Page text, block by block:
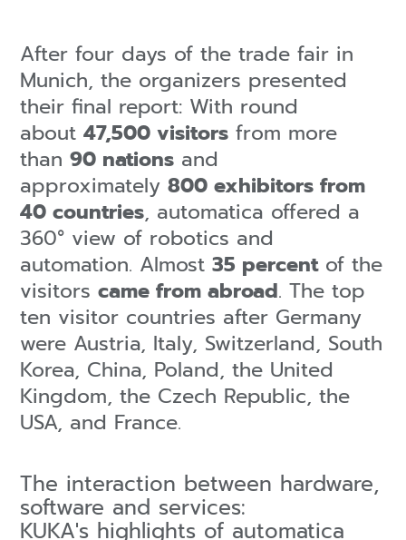
After four days of the trade fair in
Munich, the organizers presented
their final report: With round
about47,500 visitors from more
than90 nations and
approximately800 exhibitors from
40 countries, automatica offered a
360° view of robotics and
automation. Almost35 percentof the
visitorscame from abroad. The top
ten visitor countries after Germany
were Austria, Italy, Switzerland, South
Korea, China, Poland, the United
Kingdom, the Czech Republic, the
USA, and France.
The interaction between hardware,
software and services:
KUKA's highlights of automatica